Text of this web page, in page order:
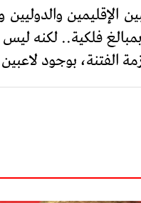
الإقليمين
فلكية.. لكنه
بوجود